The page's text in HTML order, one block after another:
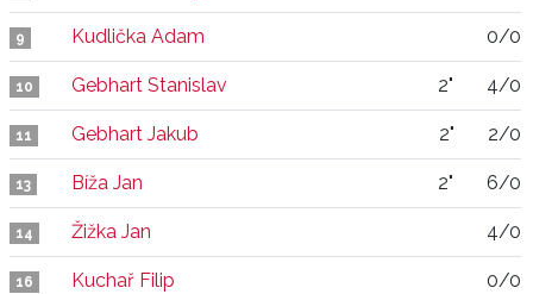
9 Kudlička Adam 0/0
10 Gebhart Stanislav 2" 4/0
11 Gebhart Jakub 2" 2/0
13 Bíža Jan 2" 6/0
14 Žižka Jan 4/0
16 Kuchař Filip 0/0